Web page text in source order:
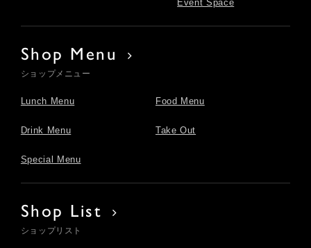
Event Space
Shop Menu
ショップメニュー
Lunch Menu Food Menu
Drink Menu Take Out
Special Menu
Shop List
ショップリスト